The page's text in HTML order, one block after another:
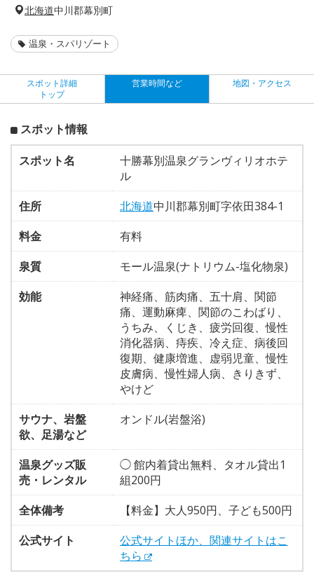
北海道中川郡幕別町
温泉・スパリゾート
スポット詳細
トップ
営業時間など 地図・アクセス
スポット情報
スポット名
十勝幕別温泉グランヴィリオホテ
ル
住所
北海道中川郡幕別町字依田384-1
料金
有料
泉質
モール温泉(ナトリウム-塩化物泉)
効能
神経痛、筋肉痛、五十肩、関節
痛、運動麻痺、関節のこわばり、
うちみ、くじき、疲労回復、慢性
消化器病、痔疾、冷え症、病後回
復期、健康増進、虚弱児童、慢性
皮膚病、慢性婦人病、きりきず、
やけど
サウナ、岩盤
欲、足湯など
オンドル(岩盤浴)
温泉グッズ販
売・レンタル
◯ 館内着貸出無料、タオル貸出1
組200円
全体備考
【料金】大人950円、子ども500円
公式サイト
公式サイトほか、関連サイトはこ
ちら